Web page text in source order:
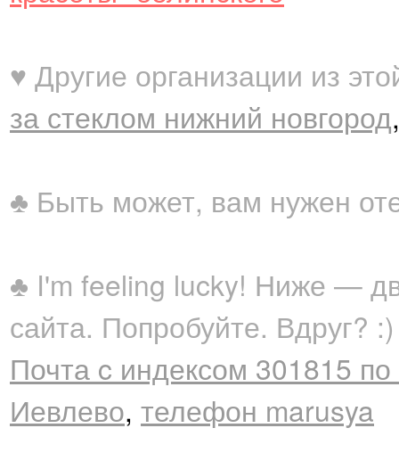
♥ Другие организации из
за стеклом нижний новгород
♣ Быть может, вам нужен
♣ I'm feeling lucky! Ниже —
сайта. Попробуйте. Вдруг? :)
Почта c индексом 301815
Иевлево, телефон marusya